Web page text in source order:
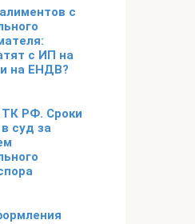
с
с ИП на
на ЕНДВ?
ТК РФ. Сроки
суд за